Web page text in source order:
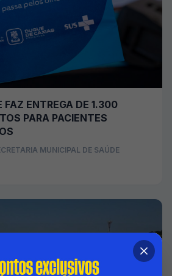
FAZ ENTREGA DE 1.300
PARA PACIENTES
MUNICIPAL DE SAÚDE